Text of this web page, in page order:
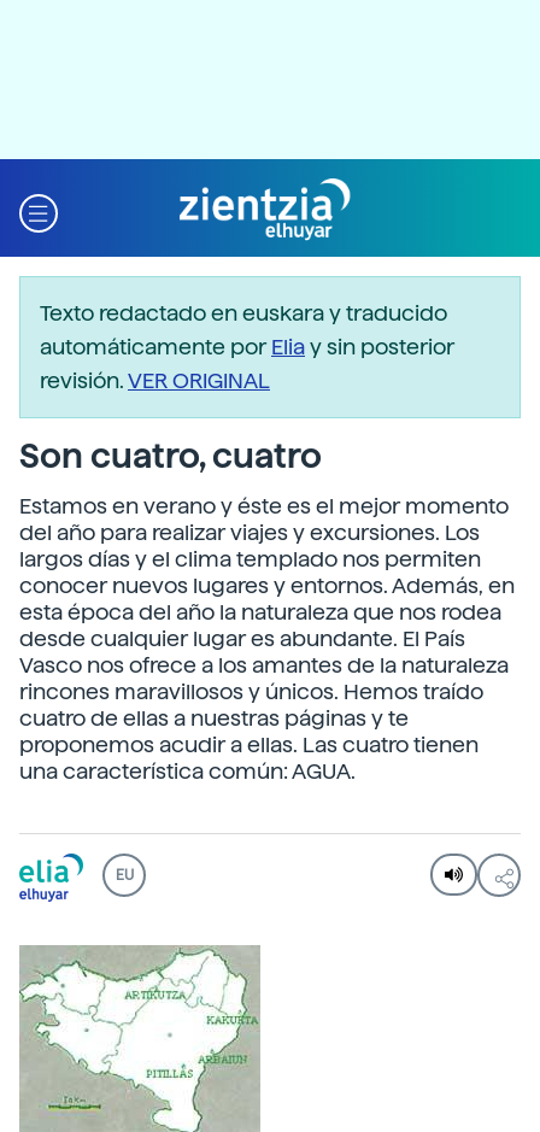
Texto redactado en euskara y traducido
automáticamente porEliay sin posterior
revisión.VER ORIGINAL
Son cuatro, cuatro
Estamos en verano y éste es el mejor momento
del año para realizar viajes y excursiones. Los
largos días y el clima templado nos permiten
conocer nuevos lugares y entornos. Además, en
esta época del año la naturaleza que nos rodea
desde cualquier lugar es abundante. El País
Vasco nos ofrece a los amantes de la naturaleza
rincones maravillosos y únicos. Hemos traído
cuatro de ellas a nuestras páginas y te
proponemos acudir a ellas. Las cuatro tienen
una característica común: AGUA.
EU